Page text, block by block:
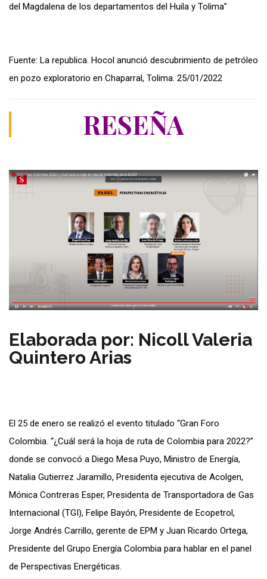
del Magdalena de los departamentos del Huila y Tolima”
Fuente: La republica. Hocol anunció descubrimiento de petróleo
en pozo exploratorio en Chaparral, Tolima. 25/01/2022
RESEÑA
Elaborada por: Nicoll Valeria
Quintero Arias
El 25 de enero se realizó el evento titulado “Gran Foro
Colombia. “¿Cuál será la hoja de ruta de Colombia para 2022?”
donde se convocó a Diego Mesa Puyo, Ministro de Energía,
Natalia Gutierrez Jaramillo, Presidenta ejecutiva de Acolgen,
Mónica Contreras Esper, Presidenta de Transportadora de Gas
Internacional (TGI), Felipe Bayón, Presidente de Ecopetrol,
Jorge Andrés Carrillo, gerente de EPM y Juan Ricardo Ortega,
Presidente del Grupo Energía Colombia para hablar en el panel
de Perspectivas Energéticas.